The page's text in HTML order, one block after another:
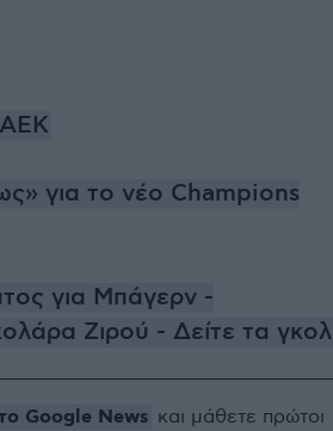
ΑΕΚ
για το νέο Champions
για Μπάγερν -
Ζιρού - Δείτε τα γκολ
Google News και μάθετε πρώτοι